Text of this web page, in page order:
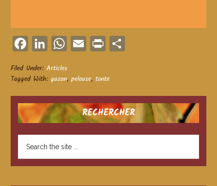
Facebook
LinkedIn
WhatsApp
Email
Print
Filed Under:Articles
Tagged With:gazon,pelouse,tonte
RECHERCHER